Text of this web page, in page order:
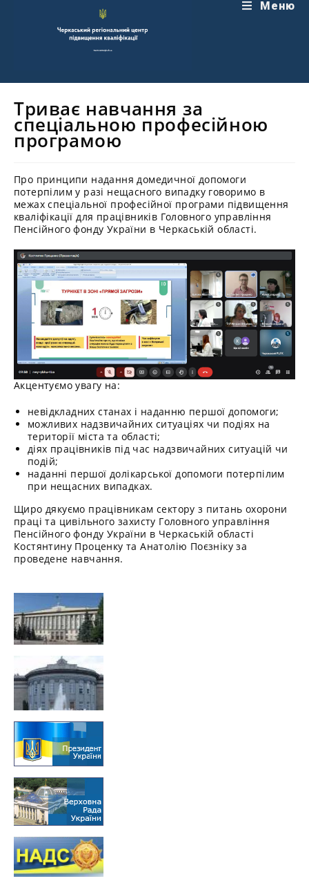
Меню
Триває навчання за
спеціальною професійною
програмою
Про принципи надання домедичної допомоги
потерпілим у разі нещасного випадку говоримо в
межах спеціальної професійної програми підвищення
кваліфікації для працівників Головного управління
Пенсійного фонду України в Черкаській області.
Акцентуємо увагу на:
невідкладних станах і наданню першої допомоги;
можливих надзвичайних ситуаціях чи подіях на
території міста та області;
діях працівників під час надзвичайних ситуацій чи
подій;
наданні першої долікарської допомоги потерпілим
при нещасних випадках.
Щиро дякуємо працівникам сектору з питань охорони
праці та цивільного захисту Головного управління
Пенсійного фонду України в Черкаській області
Костянтину Проценку та Анатолію Поєзніку за
проведене навчання.